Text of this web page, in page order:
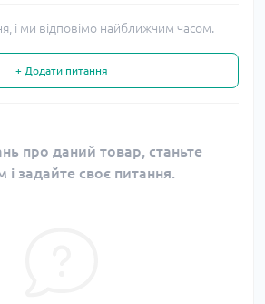
і ми відповімо найближчим часом.
+ Додати питання
про даний товар, станьте
задайте своє питання.